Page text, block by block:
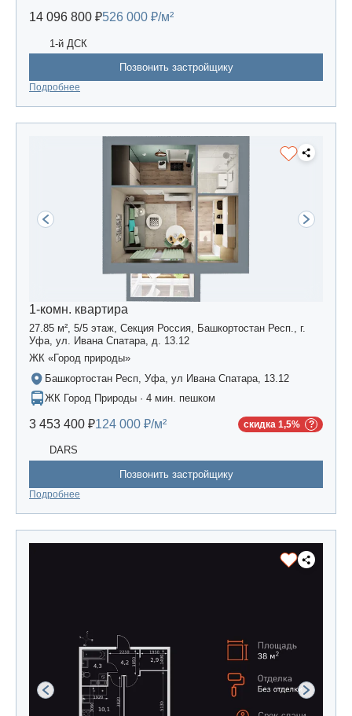
14 096 800 ₽526 000 ₽/м²
1-й ДСК
Позвонить застройщику
Подробнее
1-комн. квартира
27.85 м², 5/5 этаж, Секция Россия, Башкортостан Респ., г.
Уфа, ул. Ивана Спатара, д. 13.12
ЖК «Город природы»
Башкортостан Респ, Уфа, ул Ивана Спатара, 13.12
ЖК Город Природы · 4 мин. пешком
3 453 400 ₽124 000 ₽/м² скидка 1,5%
DARS
Позвонить застройщику
Подробнее